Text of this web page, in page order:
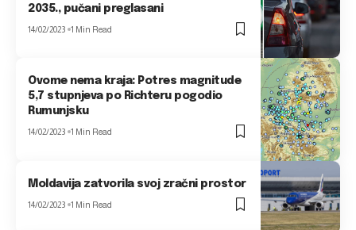
2035., pučani preglasani
14/02/2023 1 Min Read
Ovome nema kraja: Potres magnitude
5,7 stupnjeva po Richteru pogodio
Rumunjsku
14/02/2023 1 Min Read
Moldavija zatvorila svoj zračni prostor
14/02/2023 1 Min Read